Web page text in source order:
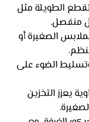
الطويلة مثل
منفصل.
الصغيرة أو
الضوء على
يعزز التخزين